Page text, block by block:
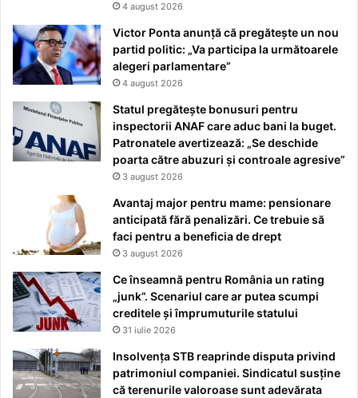
4 august 2026
Victor Ponta anunță că pregătește un nou
partid politic: „Va participa la următoarele
alegeri parlamentare”
4 august 2026
Statul pregătește bonusuri pentru
inspectorii ANAF care aduc bani la buget.
Patronatele avertizează: „Se deschide
poarta către abuzuri și controale agresive”
3 august 2026
Avantaj major pentru mame: pensionare
anticipată fără penalizări. Ce trebuie să
faci pentru a beneficia de drept
3 august 2026
Ce înseamnă pentru România un rating
„junk”. Scenariul care ar putea scumpi
creditele și împrumuturile statului
31 iulie 2026
Insolvența STB reaprinde disputa privind
patrimoniul companiei. Sindicatul susține
că terenurile valoroase sunt adevărata